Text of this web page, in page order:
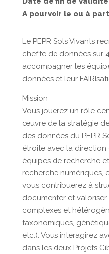
A pourvoir le ou à
Le PEPR Sols Vivants
chef.fe de données sur
accompagner les
données et leur
Mission
Vous jouerez un rôle
œuvre de la stratégie
des données du PEPR
étroite avec la direction
équipes de recherche
recherche numériques,
vous contribuerez à
documenter et
complexes et
taxonomiques,
etc.). Vous interagirez
dans les deux Projets